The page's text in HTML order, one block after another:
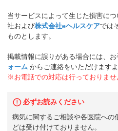
当サービスによって生じた損害に
社および株式会社eヘルスケアでは
ものとします。
掲載情報に誤りがある場合には、お
ォーム からご連絡をいただけます
※お電話での対応は行っておりませ
必ずお読みください
病気に関するご相談や各医院への
どは受け付けておりません。